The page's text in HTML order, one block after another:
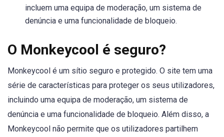
incluem uma equipa de moderação, um sistema de
denúncia e uma funcionalidade de bloqueio.
O Monkeycool é seguro?
Monkeycool é um sítio seguro e protegido. O site tem uma
série de características para proteger os seus utilizadores,
incluindo uma equipa de moderação, um sistema de
denúncia e uma funcionalidade de bloqueio. Além disso, a
Monkeycool não permite que os utilizadores partilhem